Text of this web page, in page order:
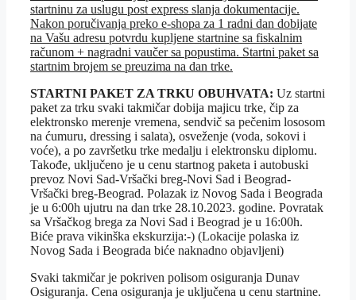
startninu za uslugu post express slanja dokumentacije.
Nakon poručivanja preko e-shopa za 1 radni dan dobijate
na Vašu adresu potvrdu kupljene startnine sa fiskalnim
računom + nagradni vaučer sa popustima. Startni paket sa
startnim brojem se preuzima na dan trke.
STARTNI PAKET ZA TRKU OBUHVATA: Uz startni
paket za trku svaki takmičar dobija majicu trke, čip za
elektronsko merenje vremena, sendvič sa pečenim lososom
na ćumuru, dressing i salata), osveženje (voda, sokovi i
voće), a po završetku trke medalju i elektronsku diplomu.
Takođe, uključeno je u cenu startnog paketa i autobuski
prevoz Novi Sad-Vršački breg-Novi Sad i Beograd-
Vršački breg-Beograd. Polazak iz Novog Sada i Beograda
je u 6:00h ujutru na dan trke 28.10.2023. godine. Povratak
sa Vršačkog brega za Novi Sad i Beograd je u 16:00h.
Biće prava vikinška ekskurzija:-) (Lokacije polaska iz
Novog Sada i Beograda biće naknadno objavljeni)
Svaki takmičar je pokriven polisom osiguranja Dunav
Osiguranja. Cena osiguranja je uključena u cenu startnine.